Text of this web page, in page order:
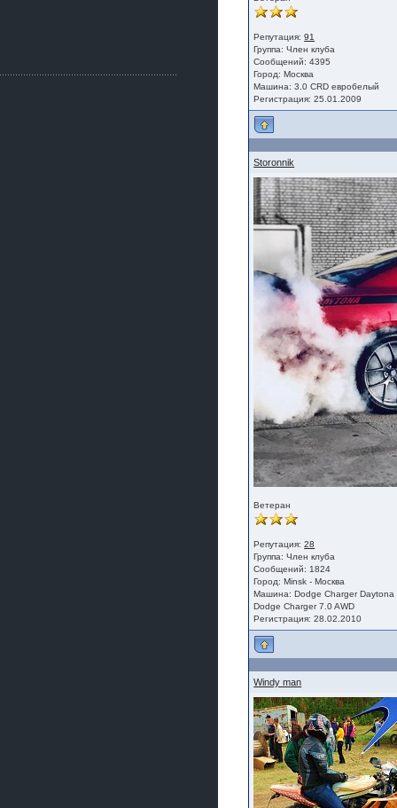
Репутация:91
Группа:Член клуба
Сообщений: 4395
Город: Москва
Машина: 3.0 CRD евробелый
Регистрация: 25.01.2009
Storonnik
Ветеран
Репутация:28
Группа:Член клуба
Сообщений: 1824
Город: Minsk - Москва
Машина: Dodge Charger Daytona
Dodge Charger 7.0 AWD
Регистрация: 28.02.2010
Windy man